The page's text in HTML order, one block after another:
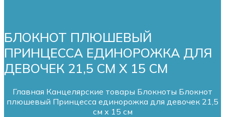
БЛОКНОТ ПЛЮШЕВЫЙ
ПРИНЦЕССА ЕДИНОРОЖКА ДЛЯ
ДЕВОЧЕК 21,5 СМ Х 15 СМ
Главная Канцелярские товары Блокноты Блокнот
плюшевый Принцесса единорожка для девочек 21,5
см х 15 см